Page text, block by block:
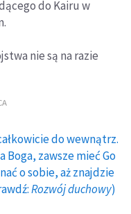
do Kairu w
nie są na razie
do wewnątrz.
Boga, zawsze mieć Go
o sobie, aż znajdzie
Rozwój duchowy)